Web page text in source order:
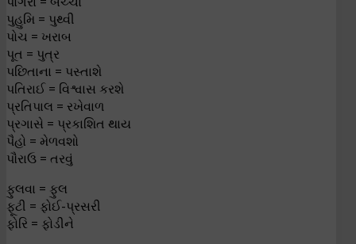
પુહુમિ = પુથ્વી
પોચ = ખરાબ
પૂત = પુત્ર
પછિતાના = પસ્તાશે
પતિરાઈ = વિશ્વાસ કરશે
પ્રતિપાલ = રખેવાળ
પ્રગાસે = પ્રકાશિત થાય
પૈહો = મેળવશો
પૌરાઉ = તરવું
ફુલવા = ફુલ
ફૂટી = ફોઈ-પ્રસરી
ફોરિ = ફોડીને